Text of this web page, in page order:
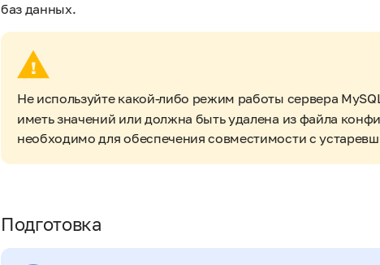
баз данных.
Не используйте какой-либо режим работы сервера
иметь значений или должна быть удалена из файла
необходимо для обеспечения совместимости с
Подготовка